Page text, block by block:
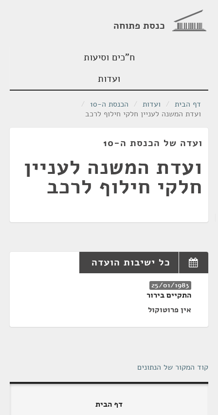
כנסת פתוחה
ח"כים וסיעות
ועדות
דף הבית / ועדות / הכנסת ה-10
/
ועדת המשנה לעניין חלקי חילוף לרכב
ועדה של הכנסת ה-10
ועדת המשנה לעניין
חלקי חילוף לרכב
כל ישיבות הועדה
25/01/1983
התקיים בירור
אין פרוטוקול
קוד המקור של הנתונים
דף הבית